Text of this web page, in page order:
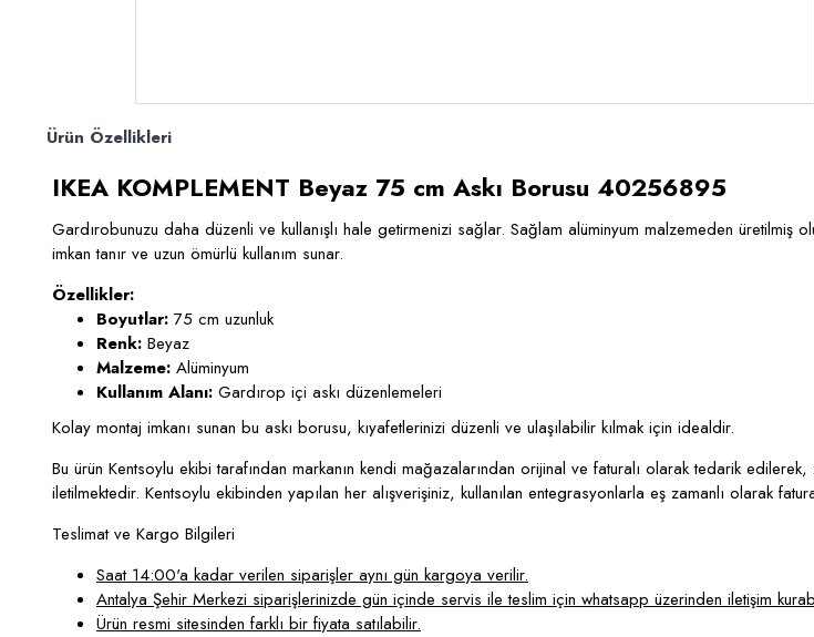
Ürün Özellikleri
IKEA KOMPLEMENT Beyaz 75 cm Askı Borusu 40256895
Gardırobunuzu daha düzenli ve kullanışlı hale getirmenizi sağlar. Sağlam alüminyum malzemeden üretilmiş
imkan tanır ve uzun ömürlü kullanım sunar.
Özellikler:
Boyutlar: 75 cm uzunluk
Renk: Beyaz
Malzeme: Alüminyum
Kullanım Alanı: Gardırop içi askı düzenlemeleri
Kolay montaj imkanı sunan bu askı borusu, kıyafetlerinizi düzenli ve ulaşılabilir kılmak için idealdir.
Bu ürün Kentsoylu ekibi tarafından markanın kendi mağazalarından orijinal ve faturalı olarak tedarik
iletilmektedir. Kentsoylu ekibinden yapılan her alışverişiniz, kullanılan entegrasyonlarla eş zamanlı olarak
Teslimat ve Kargo Bilgileri
Saat 14:00'a kadar verilen siparişler aynı gün kargoya verilir.
Antalya Şehir Merkezi siparişlerinizde gün içinde servis ile teslim için whatsapp üzerinden iletişim
Ürün resmi sitesinden farklı bir fiyata satılabilir.